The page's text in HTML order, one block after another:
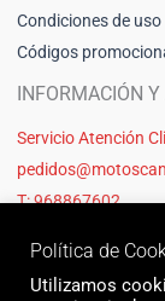
Condiciones de uso
Códigos
INFORMACIÓN Y
Servicio Atención
T: 968867602
Política de
Utilizamos